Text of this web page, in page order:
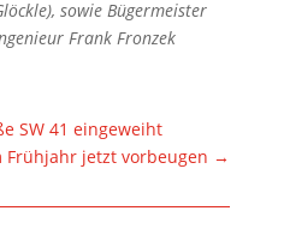
sowie Bügermeister
Frank Fronzek
SW 41 eingeweiht
Frühjahr jetzt vorbeugen →